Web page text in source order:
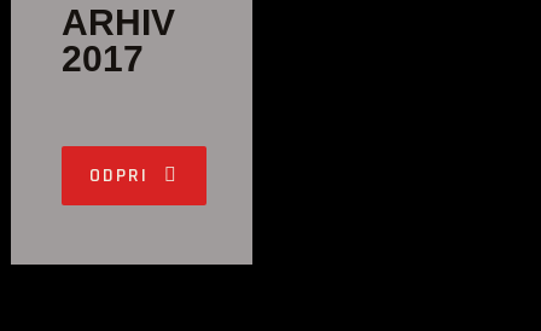
ARHIV
2017
ODPRI